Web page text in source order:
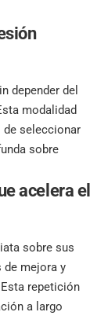
depender del
modalidad
de seleccionar
sobre
acelera el
sobre sus
de mejora y
repetición
a largo